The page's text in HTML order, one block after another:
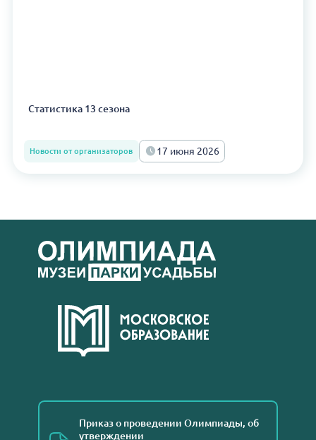
Статистика 13 сезона
Новости от организаторов 17 июня 2026
Приказ о проведении Олимпиады, об
утверждении